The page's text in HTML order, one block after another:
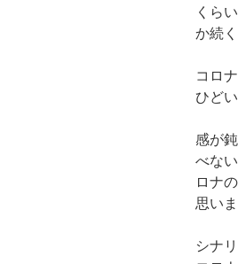
くら
か続
コロ
ひど
感が
べな
ロナ
思いま
シナ